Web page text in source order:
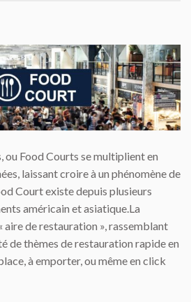
ou Food Courts se multiplient en
laissant croire à un phénomène de
Court existe depuis plusieurs
américain et asiatique.La
de restauration », rassemblant
de thèmes de restauration rapide en
à emporter, ou même en click